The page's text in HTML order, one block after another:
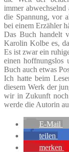
immer
die Spannung, vor
bei einem Erzähler
Das Buch handelt
Karolin Kolbe es,
Es ist zwar ein
einen hoffnungslos
Buch auch etwas
Ich hatte beim
diesem Werk der
wir in Zukunft
werde die Autorin
E-Mail
teilen
merken